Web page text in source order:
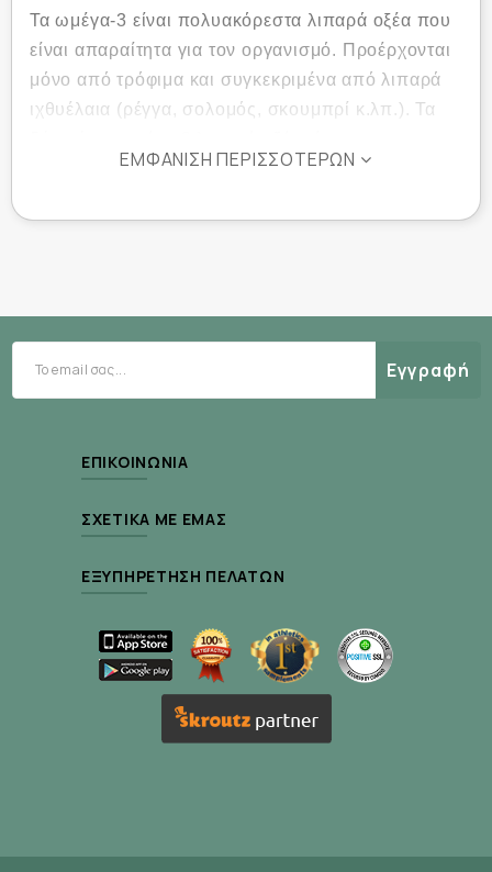
Τα ωμέγα-3 είναι πολυακόρεστα λιπαρά οξέα που
είναι απαραίτητα για τον οργανισμό. Προέρχονται
μόνο από τρόφιμα και συγκεκριμένα από λιπαρά
ιχθυέλαια (ρέγγα, σολομός, σκουμπρί κ.λπ.). Τα
εικοσαπεντανοϊκό οξύ (EPA) και το
ενδιαφέρον για την καρδιαγγειακή και
καλύπτει τις ανάγκες του οργανισμού. Στη
συνέχεια είναι απαραίτητη η συμπλήρωση.
πηγών. Επωφελούνται από την
πιστοποίησης για προϊόντα και υπηρεσίες που
περιβάλλον. Τα ψάρια προέρχονται από
ελεγχόμενη αλιεία που διασφαλίζουν τη βιώσιμη
διαχείριση του θαλάσσιου περιβάλλοντος και
έχουν υποβληθεί σε αυστηρούς ελέγχους
αποκλείοντας οποιαδήποτε παρουσία βαρέων
μετάλλων και άλλων ρύπων.
ΕΜΦΆΝΙΣΗ ΠΕΡΙΣΣΌΤΕΡΩΝ
Εγγραφή
ΕΠΙΚΟΙΝΩΝΊΑ
ΣΧΕΤΙΚΆ ΜΕ ΕΜΆΣ
ΕΞΥΠΗΡΈΤΗΣΗ ΠΕΛΑΤΏΝ